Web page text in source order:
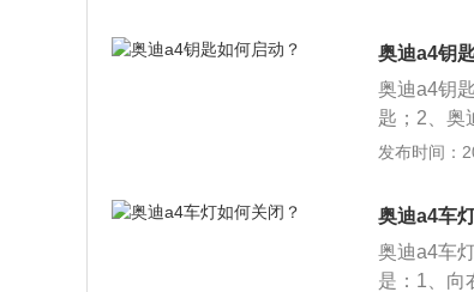
等。以奥
6mm。奥
大功率为
奥迪a4钥
奥迪a4钥
匙；2、奥
些型号在
奥迪a4车
以启动车
迪A43.0标
发布时间：
奥迪a4车
奥迪a4车
是：1、向